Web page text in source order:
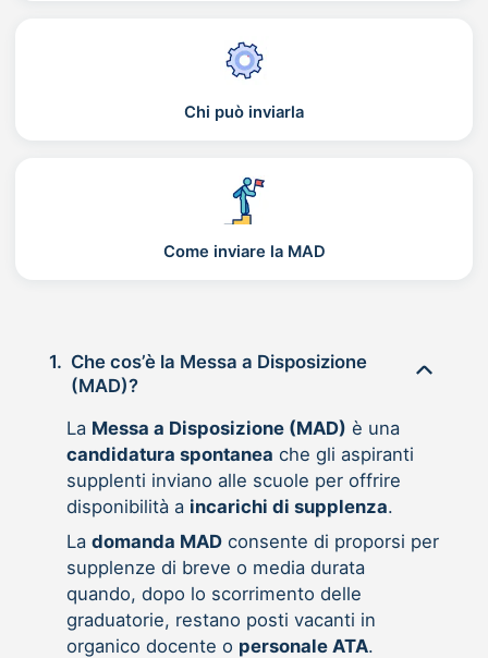
Chi può inviarla
Come inviare la MAD
1. Che cos’è la Messa a Disposizione
(MAD)?
La Messa a Disposizione (MAD) è una
candidatura spontanea che gli aspiranti
supplenti inviano alle scuole per offrire
disponibilità a incarichi di supplenza.
La domanda MADconsente di proporsi per
supplenze di breve o media durata
quando, dopo lo scorrimento delle
graduatorie, restano posti vacanti in
organico docente o personale ATA.